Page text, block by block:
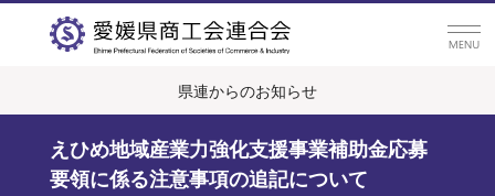
県連からのお知らせ
えひめ地域産業力強化支援事業補助金応募
要領に係る注意事項の追記について